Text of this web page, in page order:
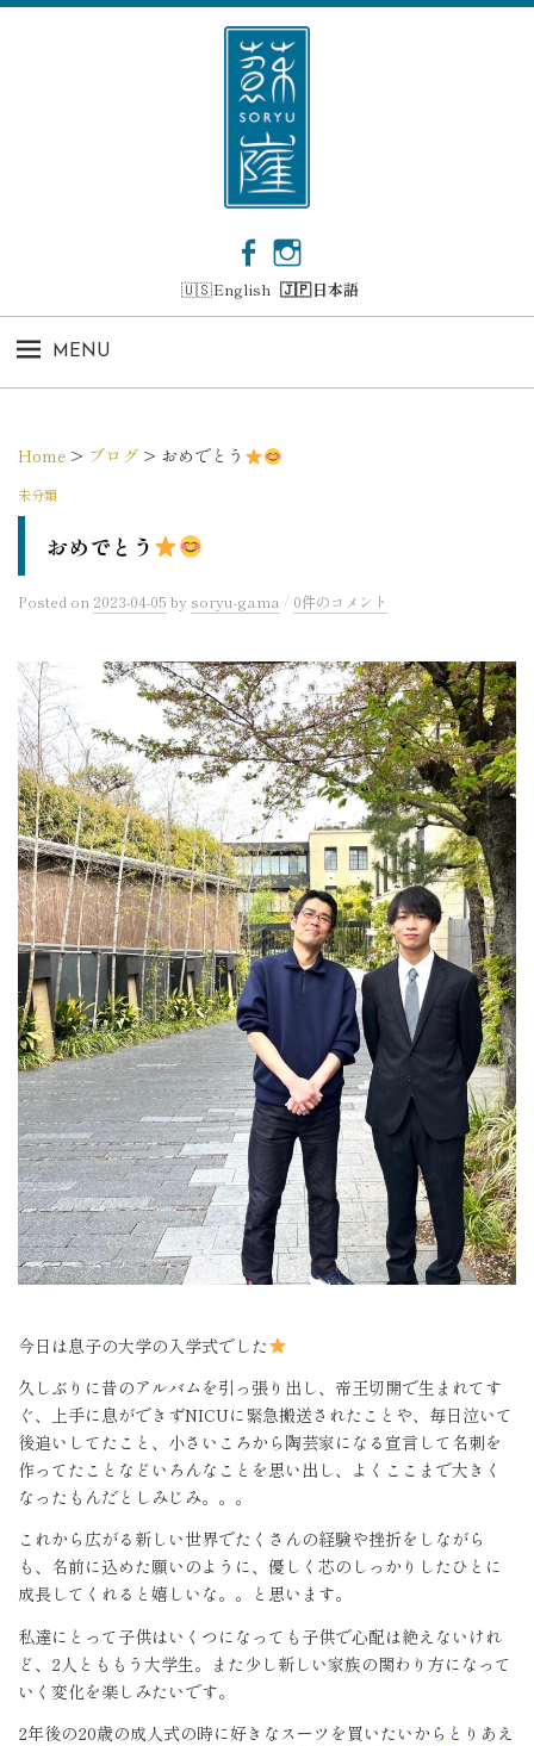
コ
c
e
o
s
t
r
English 日本語
MENU
Home > ブログ > おめでとう
未分類
おめでとう
Posted on 2023-04-05 by soryu-gama / 0件のコメント
今日は息子の大学の入学式でした
久しぶりに昔のアルバムを引っ張り出し、帝王切開で生まれてす
ぐ、上手に息ができずNICUに緊急搬送されたことや、毎日泣いて
後追いしてたこと、小さいころから陶芸家になる宣言して名刺を
作ってたことなどいろんなことを思い出し、よくここまで大きく
なったもんだとしみじみ。。。
これから広がる新しい世界でたくさんの経験や挫折をしながら
も、名前に込めた願いのように、優しく芯のしっかりしたひとに
成長してくれると嬉しいな。。と思います。
私達にとって子供はいくつになっても子供で心配は絶えないけれ
ど、 2 人とももう大学生。また少し新しい家族の関わり方になって
いく変化を楽しみたいです。
2年後の20歳の成人式の時に好きなスーツを買いたいからとりあえ